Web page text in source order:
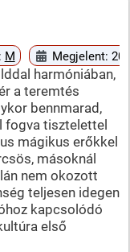
M Megjelent:
harmóniában,
a teremtés
bennmarad,
fogva tisztelettel
mágikus erőkkel
másoknál
nem okozott
teljesen idegen
kapcsolódó
első